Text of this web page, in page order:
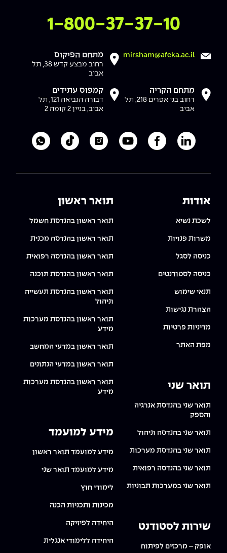
צרו איתנו קשר
1-800-37-37-10
mirsham@afeka.ac.il מתחם הפיקוס
רחוב מבצע קדש 38, תל
אביב
מתחם הקריה
רחוב בני אפרים 218, תל
אביב
קמפוס עתידים
דבורה הנביאה 121, תל
אביב, בניין 2 קומה 2
לעמוד הלינקדאין של מכללת אפקה
לעמוד הפייסבוק של מכללת אפקה
לעמוד היוטיוב של מכללת אפקה
לעמוד האינסטגרם של
לעמוד הטיקטוק
אודות
לשכת נשיא
משרות פנויות
כניסה לסגל
כניסה לסטודנטים
תנאי שימוש
הצהרת נגישות
מדיניות פרטיות
מפת האתר
תואר שני
תואר שני בהנדסת אנרגיה
והספק
תואר שני בהנדסה וניהול
תואר שני בהנדסת מערכות
תואר שני בהנדסה רפואית
תואר שני במערכות תבוניות
שירות לסטודנט
אופק – מרכזים לפיתוח
תואר ראשון
תואר ראשון בהנדסת חשמל
תואר ראשון בהנדסה מכנית
תואר ראשון בהנדסה רפואית
תואר ראשון בהנדסת תוכנה
תואר ראשון בהנדסת תעשייה
וניהול
תואר ראשון בהנדסת מערכות
מידע
תואר ראשון במדעי המחשב
תואר ראשון במדעי הנתונים
תואר ראשון בהנדסת מערכות
מידע
מידע למועמד
מידע למועמד תואר ראשון
מידע למועמד תואר שני
לימודי חוץ
מכינות ותכניות הכנה
היחידה לפיזיקה
היחידה ללימודי אנגלית